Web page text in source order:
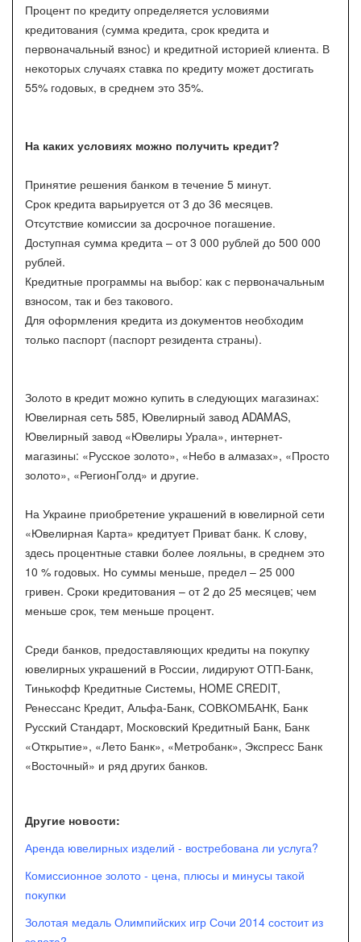
Процент по кредиту определяется условиями
кредитования (сумма кредита, срок кредита и
первоначальный взнос) и кредитной историей клиента. В
некоторых случаях ставка по кредиту может достигать
55% годовых, в среднем это 35%.
На каких условиях можно получить кредит?
Принятие решения банком в течение 5 минут.
Срок кредита варьируется от 3 до 36 месяцев.
Отсутствие комиссии за досрочное погашение.
Доступная сумма кредита – от 3 000 рублей до 500 000
рублей.
Кредитные программы на выбор: как с первоначальным
взносом, так и без такового.
Для оформления кредита из документов необходим
только паспорт (паспорт резидента страны).
Золото в кредит можно купить в следующих магазинах:
Ювелирная сеть 585, Ювелирный завод ADAMAS,
Ювелирный завод «Ювелиры Урала», интернет-
магазины: «Русское золото», «Небо в алмазах», «Просто
золото», «РегионГолд» и другие.
На Украине приобретение украшений в ювелирной сети
«Ювелирная Карта» кредитует Приват банк. К слову,
здесь процентные ставки более лояльны, в среднем это
10 % годовых. Но суммы меньше, предел – 25 000
гривен. Сроки кредитования – от 2 до 25 месяцев; чем
меньше срок, тем меньше процент.
Среди банков, предоставляющих кредиты на покупку
ювелирных украшений в России, лидируют ОТП-Банк,
Тинькофф Кредитные Системы, HOME CREDIT,
Ренессанс Кредит, Альфа-Банк, СОВКОМБАНК, Банк
Русский Стандарт, Московский Кредитный Банк, Банк
«Открытие», «Лето Банк», «Метробанк», Экспресс Банк
«Восточный» и ряд других банков.
Другие новости:
Аренда ювелирных изделий - востребована ли услуга?
Комиссионное золото - цена, плюсы и минусы такой
покупки
Золотая медаль Олимпийских игр Сочи 2014 состоит из